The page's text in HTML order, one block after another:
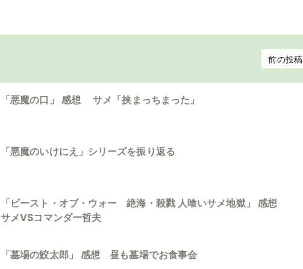
前の投稿
「悪魔の口」 感想 サメ「挟まっちまった」
「悪魔のいけにえ」シリーズを振り返る
「ビースト・オブ・ウォー 絶海・殺戮 人喰いサメ地獄」 感想
サメVSコマンダー哲夫
「墓場の鮫太郎」 感想 昼も墓場でお食事会